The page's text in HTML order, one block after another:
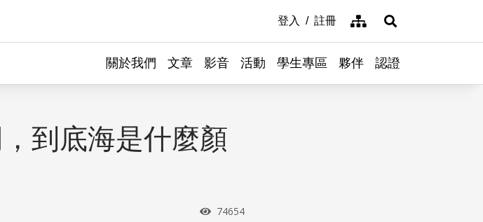
登入 註冊 網站導覽展開搜尋
關於我們 文章 影音 活動 學生專區 夥伴 認證
到底海是什麼顏
瀏覽次數
74654